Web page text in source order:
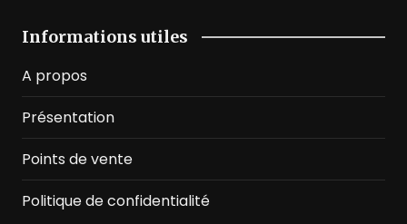
Informations utiles
A propos
Présentation
Points de vente
Politique de confidentialité